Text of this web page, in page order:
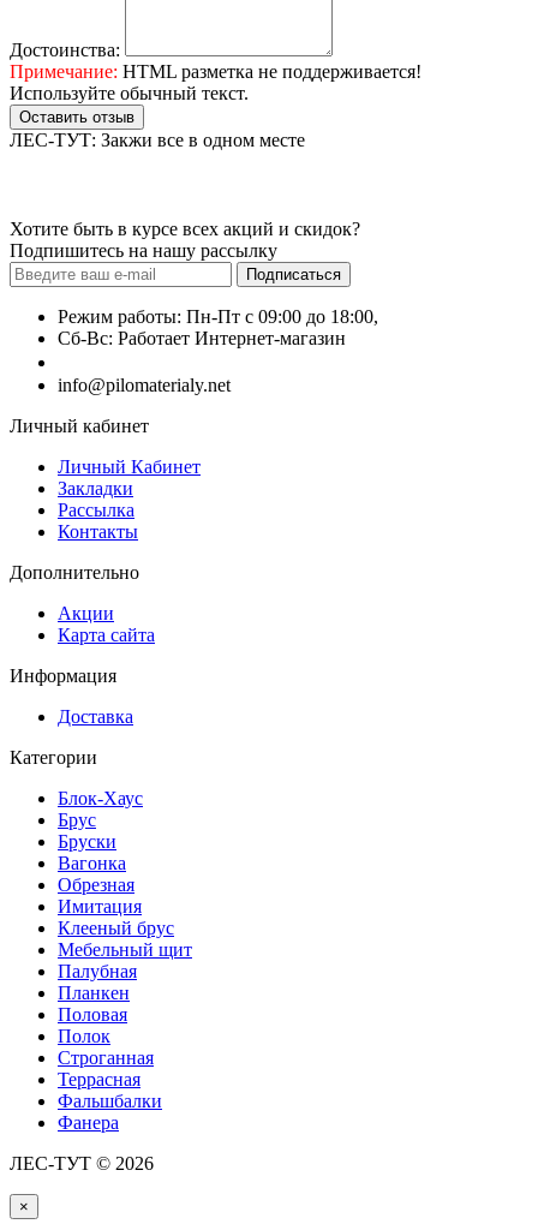
Достоинства:
Примечание: HTML разметка не поддерживается!
Используйте обычный текст.
Оставить отзыв
ЛЕС-ТУТ: Закжи все в одном месте
Хотите быть в курсе всех акций и скидок?
Подпишитесь на нашу рассылку
Подписаться
Режим работы: Пн-Пт с 09:00 до 18:00,
Сб-Вс: Работает Интернет-магазин
info@pilomaterialy.net
Личный кабинет
Личный Кабинет
Закладки
Рассылка
Контакты
Дополнительно
Акции
Карта сайта
Информация
Доставка
Категории
Блок-Хаус
Брус
Бруски
Вагонка
Обрезная
Имитация
Клееный брус
Мебельный щит
Палубная
Планкен
Половая
Полок
Строганная
Террасная
Фальшбалки
Фанера
ЛЕС-ТУТ © 2026
×